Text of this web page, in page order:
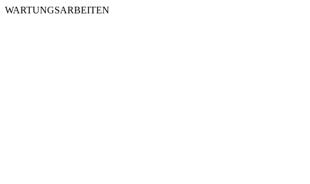
WARTUNGSARBEITEN